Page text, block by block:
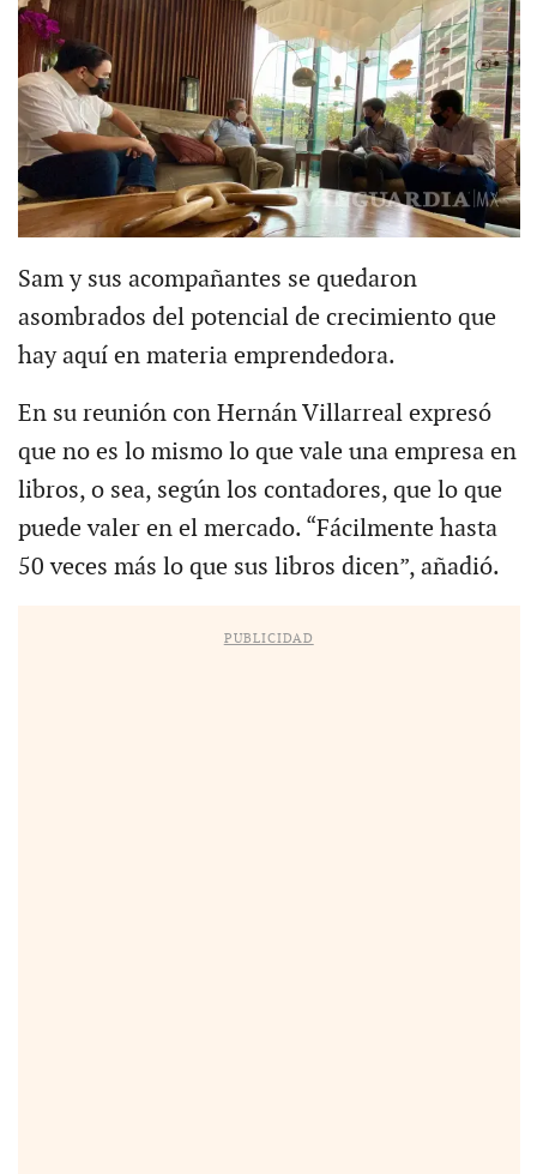
Sam y sus acompañantes se quedaron
asombrados del potencial de crecimiento que
hay aquí en materia emprendedora.
En su reunión con Hernán Villarreal expresó
que no es lo mismo lo que vale una empresa en
libros, o sea, según los contadores, que lo que
puede valer en el mercado. “Fácilmente hasta
50 veces más lo que sus libros dicen”, añadió.
PUBLICIDAD